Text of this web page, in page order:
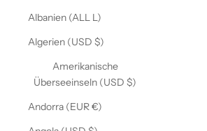
Albanien (ALL L)
Algerien (USD $)
Amerikanische
Überseeinseln (USD $)
Andorra (EUR €)